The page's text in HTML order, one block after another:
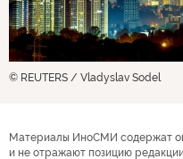
© REUTERS / Vladyslav Sodel
Материалы ИноСМИ содержат
и не отражают позицию